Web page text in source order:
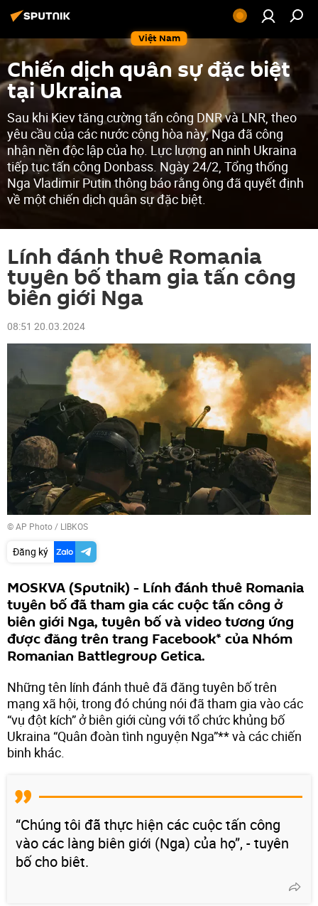
Việt Nam
Chiến dịch quân sự đặc biệt
tại Ukraina
Sau khi Kiev tăng cường tấn công DNR và LNR, theo
yêu cầu của các nước cộng hòa này, Nga đã công
nhận nền độc lập của họ. Lực lượng an ninh Ukraina
tiếp tục tấn công Donbass. Ngày 24/2, Tổng thống
Nga Vladimir Putin thông báo rằng ông đã quyết định
về một chiến dịch quân sự đặc biệt.
Lính đánh thuê Romania
tuyên bố tham gia tấn công
biên giới Nga
08:51 20.03.2024
© AP Photo / LIBKOS
Đăng ký
MOSKVA (Sputnik) - Lính đánh thuê Romania
tuyên bố đã tham gia các cuộc tấn công ở
biên giới Nga, tuyên bố và video tương ứng
được đăng trên trang Facebook* của Nhóm
Romanian Battlegroup Getica.
Những tên lính đánh thuê đã đăng tuyên bố trên
mạng xã hội, trong đó chúng nói đã tham gia vào các
“vụ đột kích” ở biên giới cùng với tổ chức khủng bố
Ukraina “Quân đoàn tình nguyện Nga”** và các chiến
binh khác.
“Chúng tôi đã thực hiện các cuộc tấn công
vào các làng biên giới (Nga) của họ”, - tuyên
bố cho biêt.